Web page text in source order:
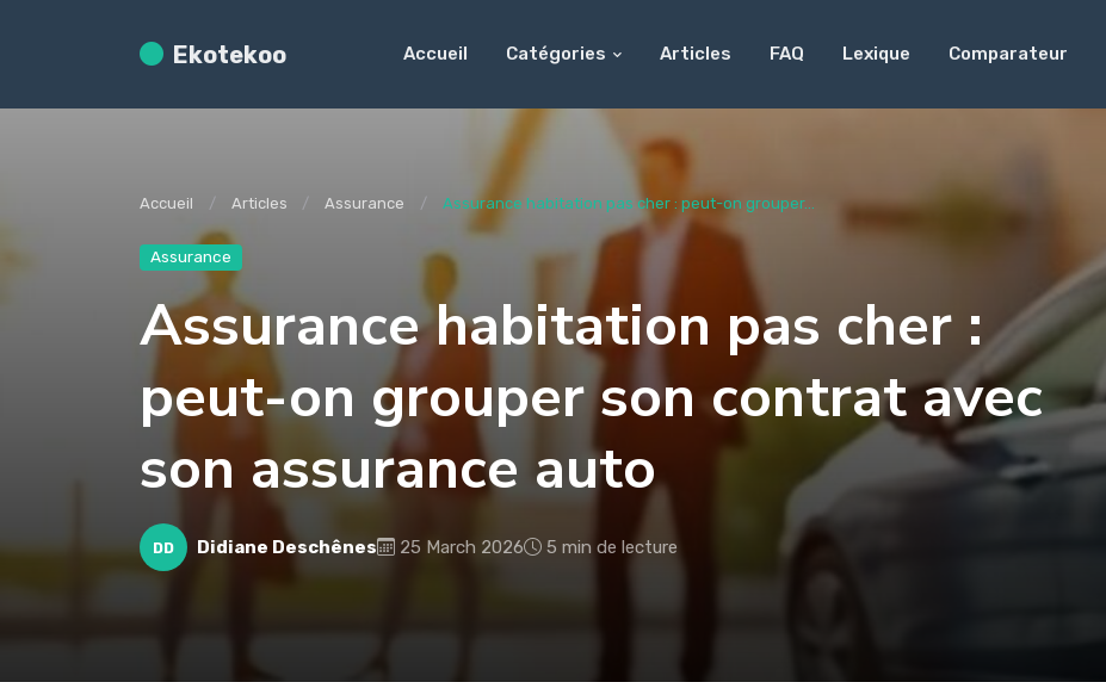
Ekotekoo Accueil Catégories Articles FAQ Lexique Comparateur
Accueil Articles Assurance Assurance habitation pas cher : peut-on grouper...
Assurance
Assurance habitation pas cher :
peut-on grouper son contrat avec
son assurance auto
DD Didiane Deschênes 25 March 2026 5 min de lecture